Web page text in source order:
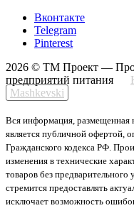
Вконтакте
Telegram
Pinterest
2026 © ТМ Проект —
предприятий питания
Mashkevski
Вся информация, размещенная
является публичной офертой,
Гражданского кодекса РФ.
изменения в технические
товаров без
стремится предоставлять
исключает возможность